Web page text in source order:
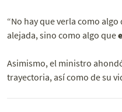
“No hay que verla como
alejada, sino como algo que
Asimismo, el ministro
trayectoria, así como de su